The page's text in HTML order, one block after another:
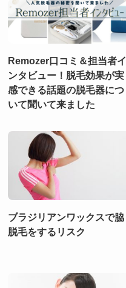
Remozer口コミ＆担当者イ
ンタビュー！脱毛効果が実
感できる話題の脱毛器につ
いて聞いて来ました
ブラジリアンワックスで脇
脱毛をするリスク